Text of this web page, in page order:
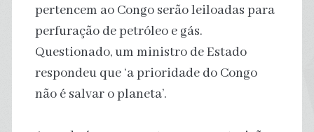
pertencem ao Congo serão leiloadas para
perfuração de petróleo e gás.
Questionado, um ministro de Estado
respondeu que ‘a prioridade do Congo
não é salvar o planeta’.